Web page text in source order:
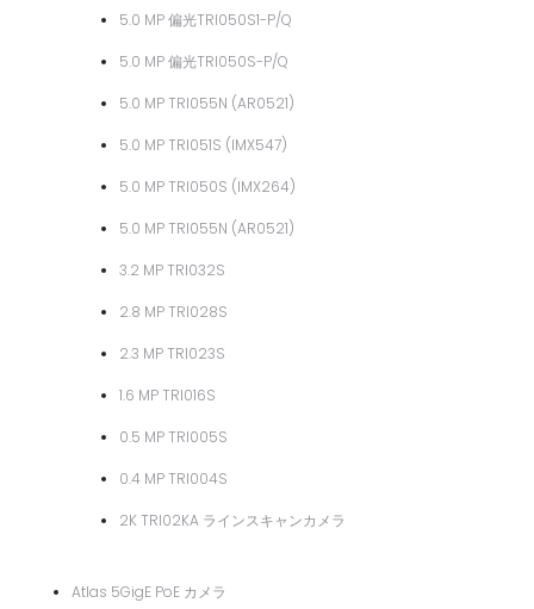
5.0 MP 偏光TRI050S1-P/Q
5.0 MP 偏光TRI050S-P/Q
5.0 MP TRI055N (AR0521)
5.0 MP TRI051S (IMX547)
5.0 MP TRI050S (IMX264)
5.0 MP TRI055N (AR0521)
3.2 MP TRI032S
2.8 MP TRI028S
2.3 MP TRI023S
1.6 MP TRI016S
0.5 MP TRI005S
0.4 MP TRI004S
2K TRI02KA ラインスキャンカメラ
Atlas 5GigE PoE カメラ